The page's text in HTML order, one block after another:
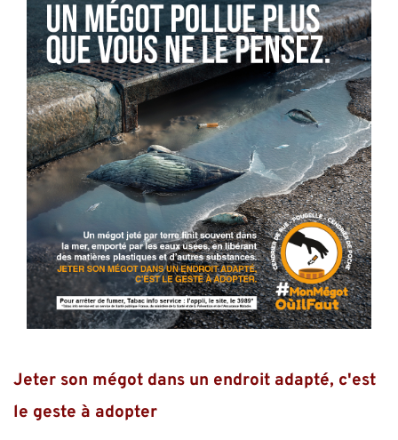
Jeter son mégot dans un endroit adapté, c'est
le geste à adopter